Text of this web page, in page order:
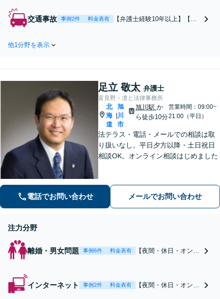
与、養育費などの解決
【初回40分無料相談】
交通事故 事例2件 料金表有
【弁護士経験10年以上】【相
は多数あり。大切にしている
っくりお伺いすることです
【初回40分無料相談】
他1分野を表示
足立 敬太 弁護士
富良野・凛と法律事務所
北
海
道
旭
川
市
旭川駅 か
ら徒歩10分
営業時間：09:00~
21:00（平日）
法テラス・電話・メールでの相談は取
り扱いなし。平日夕方以降・土日祝日
相談OK。オンライン相談はじめました
電話でお問い合わせ メールでお問い合わせ
注力分野
離婚・男女問題 事例6件 料金表有
【夜間・休日・オンラ
利な状況へ導きます！
インターネット 事例2件 料金表有
【夜間・休日・オンラ